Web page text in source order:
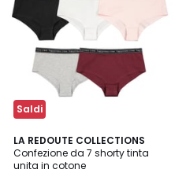
Saldi
LA REDOUTE COLLECTIONS
Confezione da 7 shorty tinta
unita in cotone
4,6
/ 5